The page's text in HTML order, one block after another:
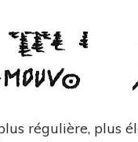
régulière, plus